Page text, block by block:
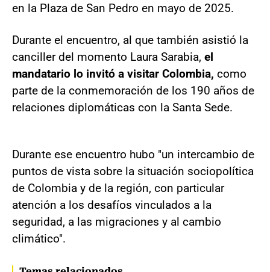
en la Plaza de San Pedro en mayo de 2025.
Durante el encuentro, al que también asistió la
canciller del momento Laura Sarabia, el
mandatario lo invitó a visitar Colombia, como
parte de la conmemoración de los 190 años de
relaciones diplomáticas con la Santa Sede.
Durante ese encuentro hubo "un intercambio de
puntos de vista sobre la situación sociopolítica
de Colombia y de la región, con particular
atención a los desafíos vinculados a la
seguridad, a las migraciones y al cambio
climático".